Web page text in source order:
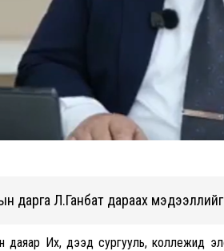
Л.Ганбат дараах мэдээллийг
даяар Их, дээд сургууль, коллежид